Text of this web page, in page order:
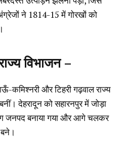
ने 1814-15 में गोरखों को
विभाजन –
कमिश्नरी और टिहरी गढ़वाल राज्य
देहरादून को सहारनपुर में जोड़ा
जनपद बनाया गया और आगे चलकर